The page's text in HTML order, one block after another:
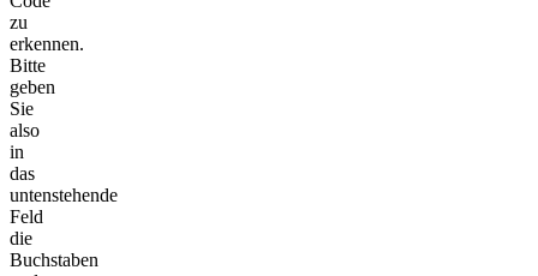
zu
erkennen.
Bitte
geben
Sie
also
in
das
untenstehende
Feld
die
Buchstaben